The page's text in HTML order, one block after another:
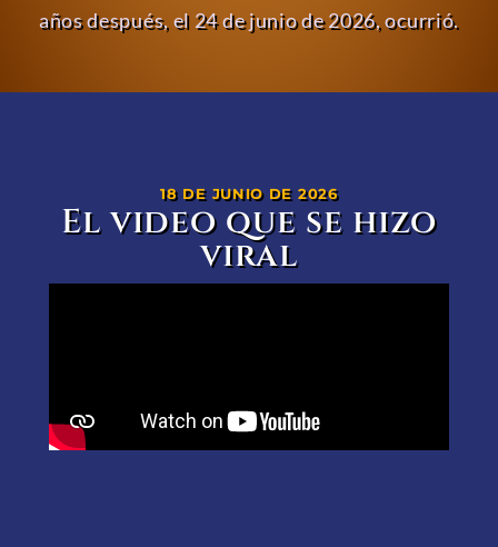
años después, el 24 de junio de 2026, ocurrió.
18 DE JUNIO DE 2026
El video que se hizo
viral